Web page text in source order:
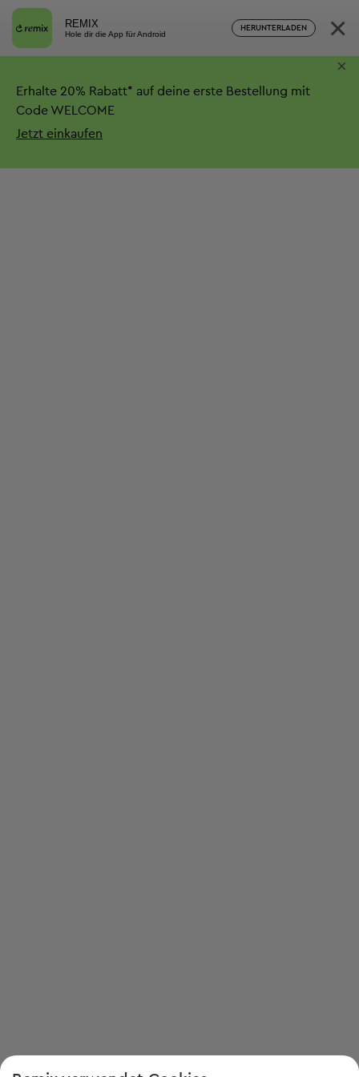
REMIX
Hole dir die App für Android
HERUNTERLADEN ×
Erhalte 20% Rabatt* auf deine erste Bestellung mit
Code WELCOME
Jetzt einkaufen
×